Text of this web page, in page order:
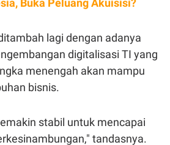
lagi dengan adanya
digitalisasi TI yang
menengah akan mampu
bisnis.
stabil untuk mencapai
tandasnya.